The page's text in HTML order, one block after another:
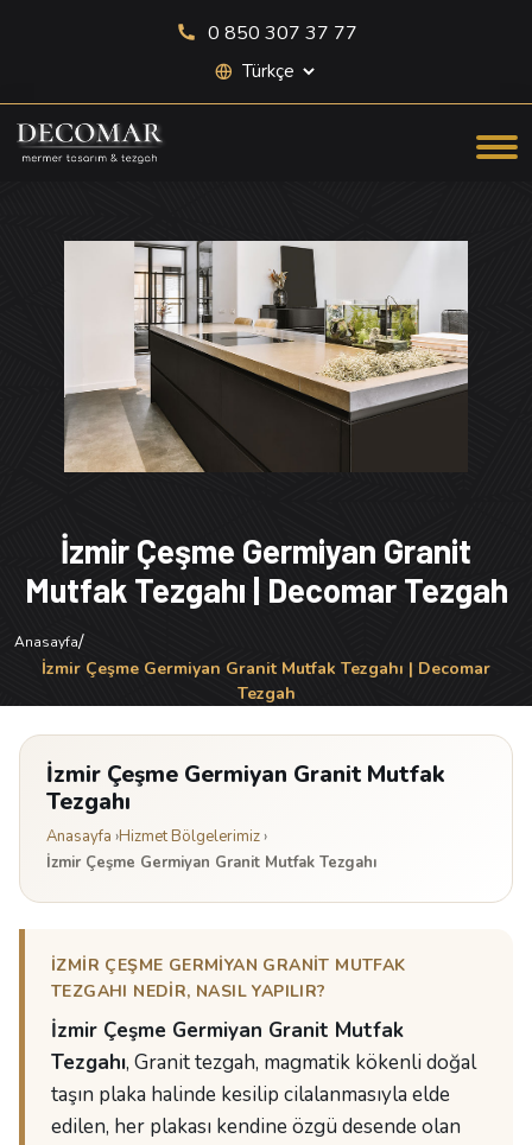
0 850 307 37 77
Site dili seçimi
İzmir Çeşme Germiyan Granit
Mutfak Tezgahı | Decomar Tezgah
Anasayfa/
İzmir Çeşme Germiyan Granit Mutfak Tezgahı | Decomar
Tezgah
İzmir Çeşme Germiyan Granit Mutfak
Tezgahı
Anasayfa ›Hizmet Bölgelerimiz›
İzmir Çeşme Germiyan Granit Mutfak Tezgahı
İZMIR ÇEŞME GERMIYAN GRANIT MUTFAK
TEZGAHI NEDIR, NASIL YAPILIR?
İzmir Çeşme Germiyan Granit Mutfak
Tezgahı, Granit tezgah, magmatik kökenli doğal
taşın plaka halinde kesilip cilalanmasıyla elde
edilen, her plakası kendine özgü desende olan